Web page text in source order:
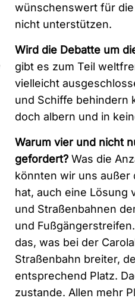
wünschenswert für
nicht unterstützen.
Wird die Debatte um
gibt es zum Teil
vielleicht
und Schiffe behindern
doch albern und in
Warum vier und nicht
gefordert? Was die
könnten wir uns außer
hat, auch eine Lösung
und Straßenbahnen
und
das, was bei der
Straßenbahn breiter,
entsprechend Platz.
zustande. Allen mehr